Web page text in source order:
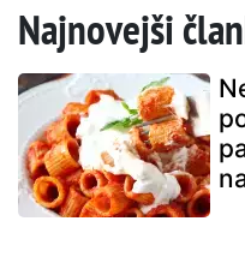
Najnovejši